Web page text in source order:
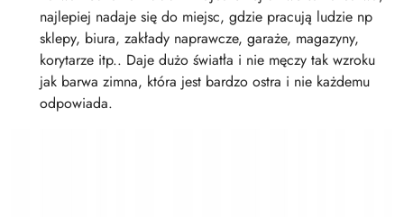
najlepiej nadaje się do miejsc, gdzie pracują ludzie np
sklepy, biura, zakłady naprawcze, garaże, magazyny,
korytarze itp.. Daje dużo światła i nie męczy tak wzroku
jak barwa zimna, która jest bardzo ostra i nie każdemu
odpowiada.